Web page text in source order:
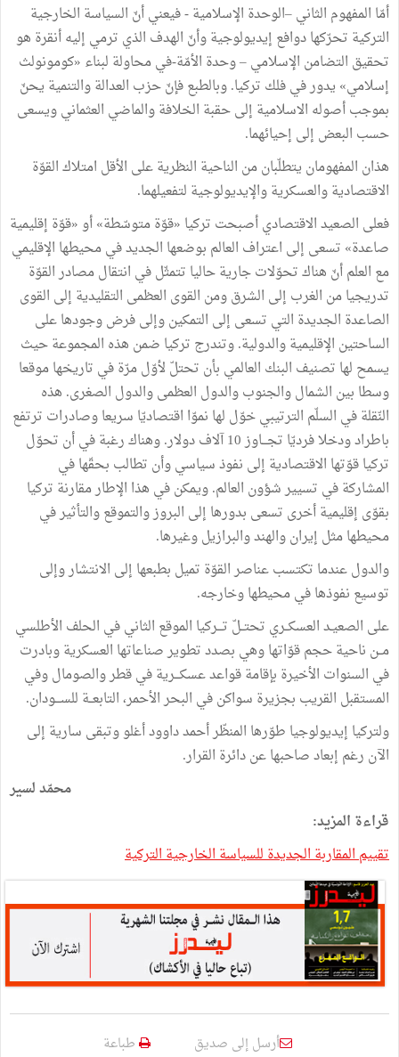
أمّا المفهوم الثاني –الوحدة الإسلامية - فيعني أنّ السياسة الخارجية
التركية تحرّكها دوافع إيديولوجية وأنّ الهدف الذي ترمي إليه أنقرة هو
تحقيق التضامن الإسلامي – وحدة الأمّة-في محاولة لبناء «كومونولث
إسلامي» يدور في فلك تركيا. وبالطبع فإنّ حزب العدالة والتنمية يحنّ
بموجب أصوله الاسلامية إلى حقبة الخلافة والماضي العثماني ويسعى
حسب البعض إلى إحيائهما.
هذان المفهومان يتطلّبان من الناحية النظرية على الأقل امتلاك القوّة
الاقتصادية والعسكرية والإيديولوجية لتفعيلهما.
فعلى الصعيد الاقتصادي أصبحت تركيا «قوّة متوسّطة» أو «قوّة إقليمية
صاعدة» تسعى إلى اعتراف العالم بوضعها الجديد في محيطها الإقليمي
مع العلم أنّ هناك تحوّلات جارية حاليا تتمثّل في انتقال مصادر القوّة
تدريجيا من الغرب إلى الشرق ومن القوى العظمى التقليدية إلى القوى
الصاعدة الجديدة التي تسعى إلى التمكين وإلى فرض وجودها على
الساحتين الإقليمية والدولية. وتندرج تركيا ضمن هذه المجموعة حيث
يسمح لها تصنيف البنك العالمي بأن تحتلّ لأوّل مرّة في تاريخها موقعا
وسطا بين الشمال والجنوب والدول العظمى والدول الصغرى. هذه
النّقلة في السلّم الترتيبي خوّل لها نموّا اقتصاديّا سريعا وصادرات ترتفع
باطراد ودخلا فرديّا تجـــاوز 10 آلاف دولار. وهناك رغبة في أن تحوّل
تركيا قوّتها الاقتصادية إلى نفوذ سياسي وأن تطالب بحقّها في
المشاركة في تسيير شؤون العالم. ويمكن في هذا الإطار مقارنة تركيا
بقوّى إقليمية أخرى تسعى بدورها إلى البروز والتموقع والتأثير في
محيطها مثل إيران والهند والبرازيل وغيرها.
والدول عندما تكتسب عناصر القوّة تميل بطبعها إلى الانتشار وإلى
توسيع نفوذها في محيطها وخارجه.
على الصعيـد العسكــري تحتــلّ تـــركيا الموقع الثاني في الحلف الأطلسي
مــن ناحية حجم قوّاتها وهي بصدد تطوير صناعاتها العسكرية وبادرت
في السنوات الأخيرة بإقامة قواعد عسكـــرية في قطر والصومال وفي
المستقبل القريب بجزيرة سواكن في البحر الأحمر، التابعــة للســـودان.
ولتركيا إيديولوجيا طوّرها المنظّر أحمد داوود أغلو وتبقى سارية إلى
الآن رغم إبعاد صاحبها عن دائرة القرار.
محمّد لسير
قراءة المزيد:
تقييم المقاربة الجديدة للسياسة الخارجية التركية
أرسل إلى صديق طباعة